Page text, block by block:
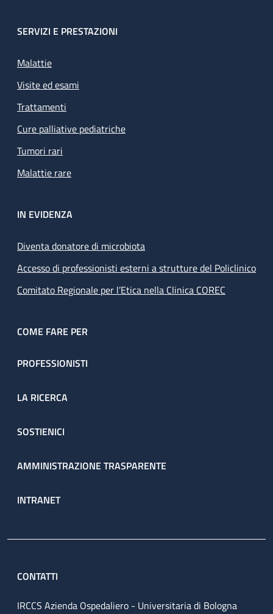
SERVIZI E PRESTAZIONI
Malattie
Visite ed esami
Trattamenti
Cure palliative pediatriche
Tumori rari
Malattie rare
IN EVIDENZA
Diventa donatore di microbiota
Accesso di professionisti esterni a strutture del Policlinico
Comitato Regionale per l’Etica nella Clinica COREC
COME FARE PER
PROFESSIONISTI
LA RICERCA
SOSTIENICI
AMMINISTRAZIONE TRASPARENTE
INTRANET
CONTATTI
IRCCS Azienda Ospedaliero - Universitaria di Bologna